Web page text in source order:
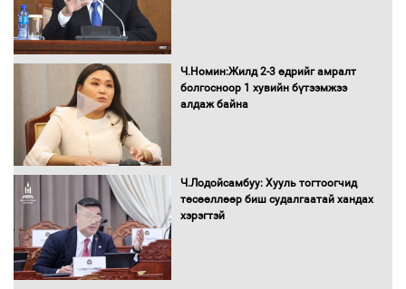
баримт
Ч.Номин:Жилд 2-3 өдрийг амралт
болгосноор 1 хувийн бүтээмжээ
алдаж байна
Ч.Лодойсамбуу: Хууль тогтоогчид
төсөөллөөр биш судалгаатай хандах
хэрэгтэй